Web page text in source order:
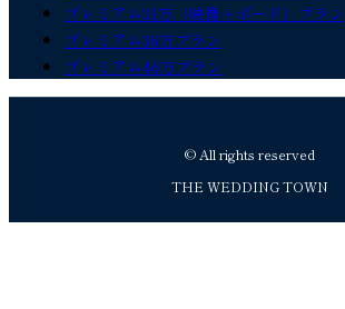
プレミアム31万（映像＋ボード）プラン
プレミアム36万プラン
プレミアム46万プラン
© All rights reserved
THE WEDDING TOWN